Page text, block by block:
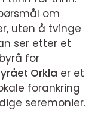
om
uten å tvinge
ser etter et
for
Orkla er et
forankring
seremonier.